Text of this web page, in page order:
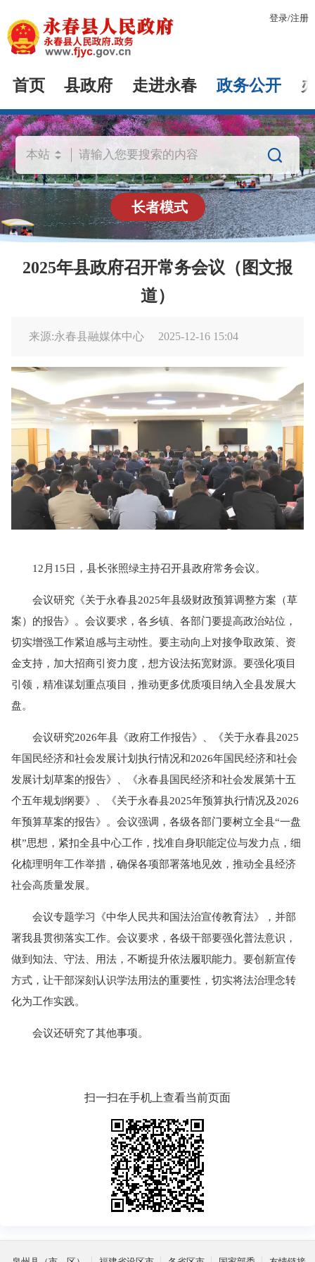
登录/注册
首页 县政府 走进永春 政务公开

长者模式
2025年县政府召开常务会议（图文报
道）
来源:永春县融媒体中心 2025-12-16 15:04
12月15日，县长张照绿主持召开县政府常务会议。
会议研究《关于永春县2025年县级财政预算调整方案（草
案）的报告》。会议要求，各乡镇、各部门要提高政治站位，
切实增强工作紧迫感与主动性。要主动向上对接争取政策、资
金支持，加大招商引资力度，想方设法拓宽财源。要强化项目
引领，精准谋划重点项目，推动更多优质项目纳入全县发展大
盘。
会议研究2026年县《政府工作报告》、《关于永春县2025
年国民经济和社会发展计划执行情况和2026年国民经济和社会
发展计划草案的报告》、《永春县国民经济和社会发展第十五
个五年规划纲要》、《关于永春县2025年预算执行情况及2026
年预算草案的报告》。会议强调，各级各部门要树立全县“一盘
棋”思想，紧扣全县中心工作，找准自身职能定位与发力点，细
化梳理明年工作举措，确保各项部署落地见效，推动全县经济
社会高质量发展。
会议专题学习《中华人民共和国法治宣传教育法》，并部
署我县贯彻落实工作。会议要求，各级干部要强化普法意识，
做到知法、守法、用法，不断提升依法履职能力。要创新宣传
方式，让干部深刻认识学法用法的重要性，切实将法治理念转
化为工作实践。
会议还研究了其他事项。
扫一扫在手机上查看当前页面